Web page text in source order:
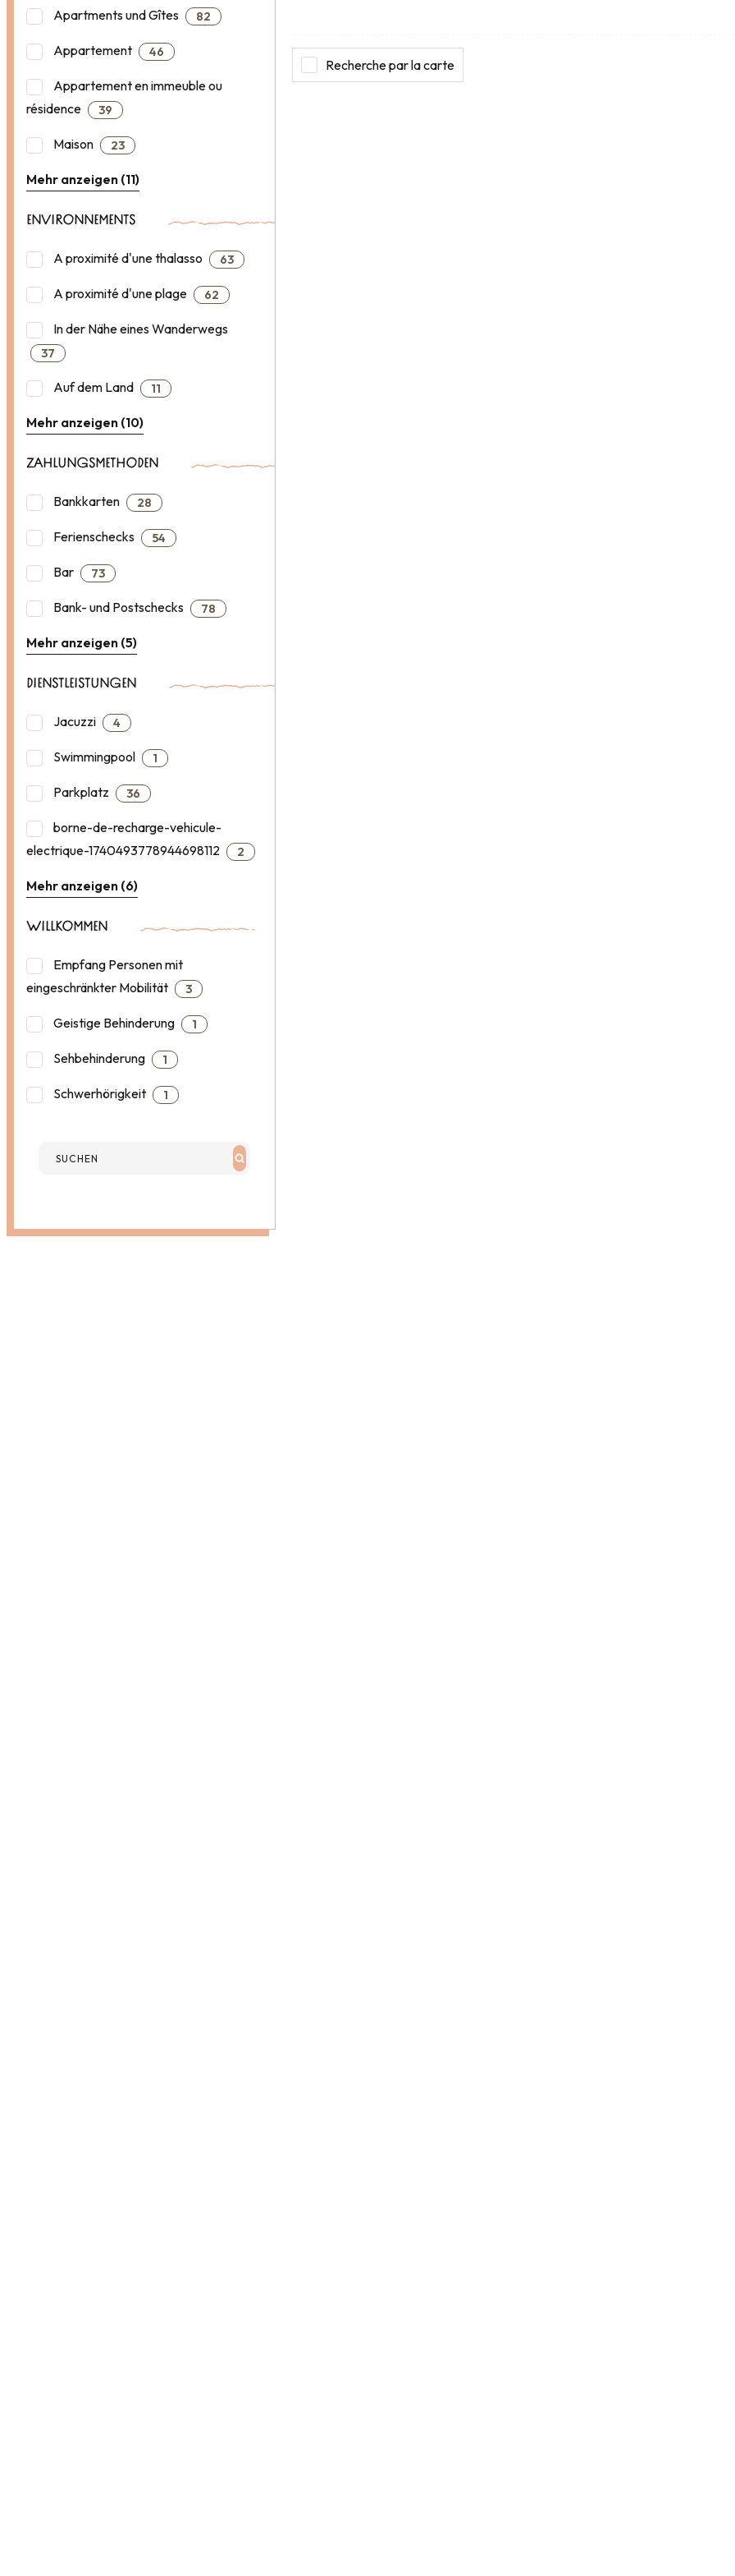
Apartments und Gîtes 82
Appartement 46
Appartement en immeuble ou
résidence
39
Maison 23
Mehr anzeigen (11)
ENVIRONNEMENTS
A proximité d'une thalasso 63
A proximité d'une plage 62
In der Nähe eines Wanderwegs
37
Auf dem Land 11
Mehr anzeigen (10)
ZAHLUNGSMETHODEN
Bankkarten 28
Ferienschecks 54
Bar 73
Bank- und Postschecks 78
Mehr anzeigen (5)
DIENSTLEISTUNGEN
Jacuzzi 4
Swimmingpool 1
Parkplatz 36
borne-de-recharge-vehicule-
electrique-1740493778944698112
2
Mehr anzeigen (6)
WILLKOMMEN
Empfang Personen mit
eingeschränkter Mobilität
3
Geistige Behinderung 1
Sehbehinderung 1
Schwerhörigkeit 1
Recherche par la carte